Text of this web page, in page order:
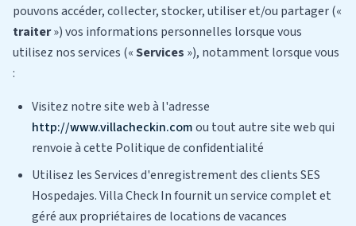
pouvons accéder, collecter, stocker, utiliser et/ou partager («
traiter») vos informations personnelles lorsque vous
utilisez nos services («Services »), notamment lorsque vous
:
Visitez notre site web à l'adresse
http://www.villacheckin.comou tout autre site web qui
renvoie à cette Politique de confidentialité
Utilisez les Services d'enregistrement des clients SES
Hospedajes. Villa Check In fournit un service complet et
géré aux propriétaires de locations de vacances